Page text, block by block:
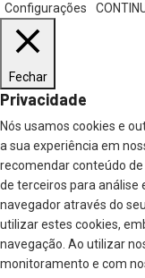
Configurações
Fechar
Privacidade
Nós usamos cookies e
a sua experiência em
recomendar conteúdo
de terceiros para análise
navegador através do
utilizar estes cookies,
navegação. Ao utilizar
monitoramento e com